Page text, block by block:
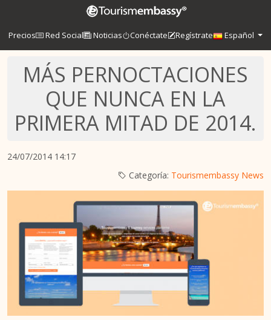
Precios Red Social Noticias Conéctate Regístrate Español
MÁS PERNOCTACIONES
QUE NUNCA EN LA
PRIMERA MITAD DE 2014.
24/07/2014 14:17
Categoría: Tourismembassy News